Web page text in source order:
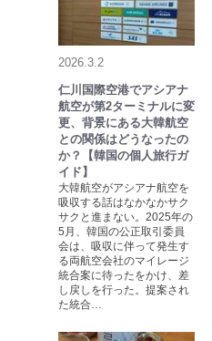
2026.3.2
仁川国際空港でアシアナ
航空が第2ターミナルに変
更、背景にある大韓航空
との関係はどうなったの
か？【韓国の個人旅行ガ
イド】
大韓航空がアシアナ航空を
吸収する話はなかなかサク
サクと進まない。2025年の
5月、韓国の公正取引委員
会は、吸収に伴って発生す
る両航空会社のマイレージ
統合案に待ったをかけ、差
し戻しを行った。提案され
た統合…